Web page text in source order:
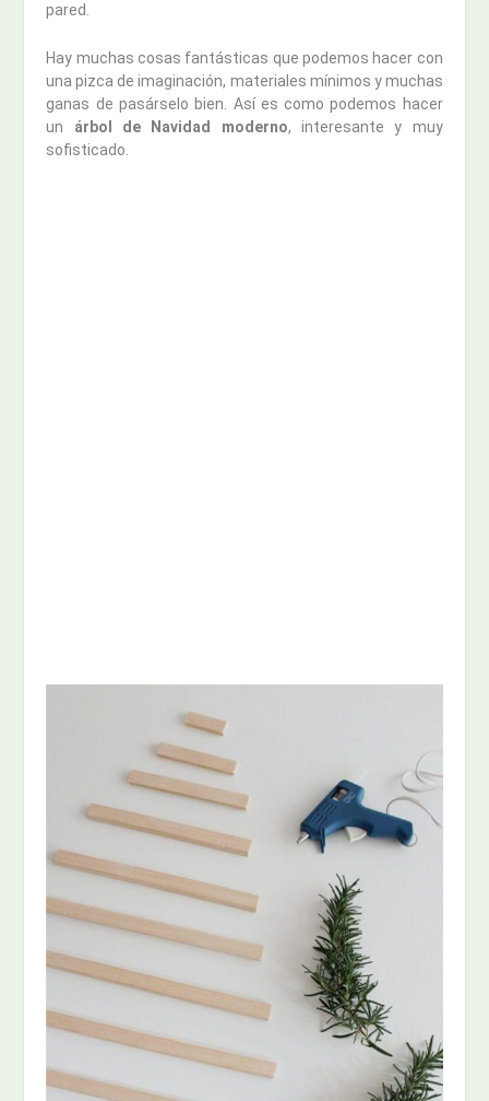
pared.
Hay muchas cosas fantásticas que podemos hacer con
una pizca de imaginación, materiales mínimos y muchas
ganas de pasárselo bien. Así es como podemos hacer
un árbol de Navidad moderno, interesante y muy
sofisticado.